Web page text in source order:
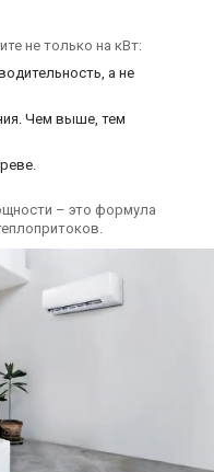
не только на кВт:
а не
Чем выше, тем
– это формула